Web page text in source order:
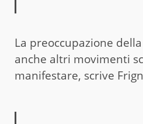
La preoccupazione
anche altri movimenti
manifestare, scrive